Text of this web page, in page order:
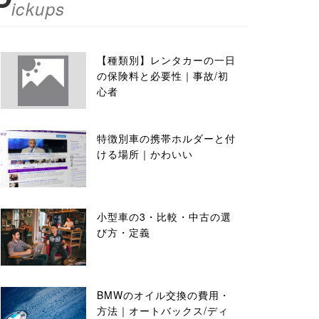
ickups
【種類別】レンタカーの一日
の保険料と必要性｜事故/初
心者
特徴別車の携帯ホルダーと付
ける場所｜かわいい
小型車の3・比較・中古の選
び方・定義
BMWのオイル交換の費用・
方法｜オートバックス/ディ